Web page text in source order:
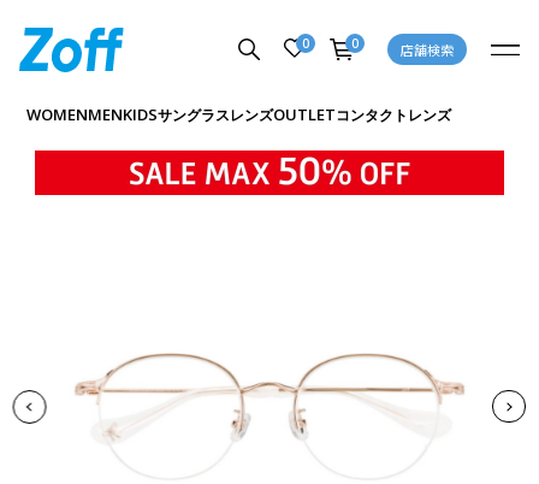
0 0 店舗検索
WOMENMENKIDSサングラスレンズOUTLETコンタクトレンズ
商品詳細ページへ